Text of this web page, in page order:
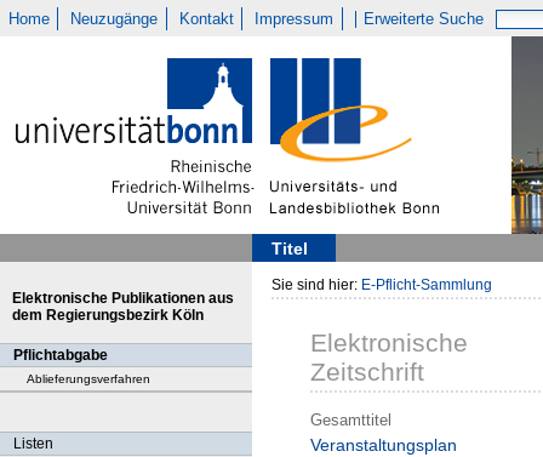
Home Neuzugänge Kontakt Impressum Erweiterte Suche
Titel
Elektronische Publikationen aus
dem Regierungsbezirk Köln
Pflichtabgabe
Ablieferungsverfahren
Listen
Sie sind hier: E-Pflicht-Sammlung
Elektronische
Zeitschrift
Gesamttitel
Veranstaltungsplan